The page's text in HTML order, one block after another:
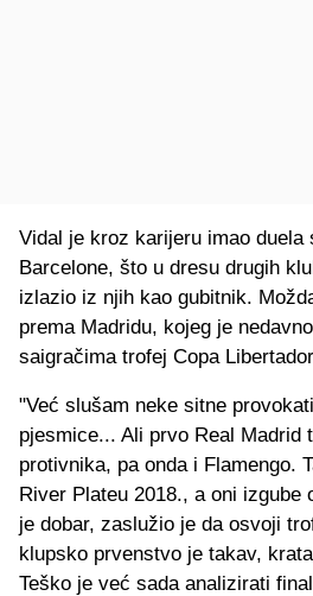
Vidal je kroz karijeru imao duela
Barcelone, što u dresu drugih
izlazio iz njih kao gubitnik.
prema Madridu, kojeg je
saigračima trofej Copa
"Već slušam neke sitne
pjesmice... Ali prvo Real Madrid
protivnika, pa onda i Flamengo.
River Plateu 2018., a oni izgube
je dobar, zaslužio je da osvoji
klupsko prvenstvo je takav,
Teško je već sada analizirati